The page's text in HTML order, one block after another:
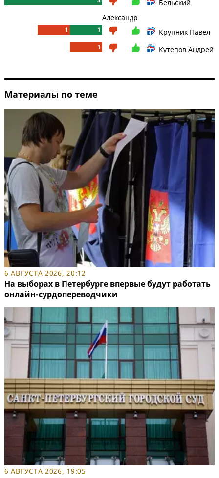
Бельский
Александр
1 1 Крупник Павел
1 Кутепов Андрей
Материалы по теме
6 АВГУСТА 2026, 20:12
На выборах в Петербурге впервые будут работать
онлайн-сурдопереводчики
6 АВГУСТА 2026, 19:05